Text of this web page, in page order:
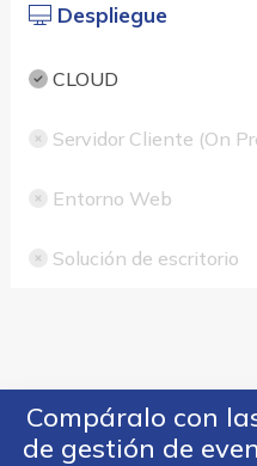
Despliegue
CLOUD
Servidor Cliente (On
Entorno Web
Solución de escritorio
Compáralo con
de gestión de